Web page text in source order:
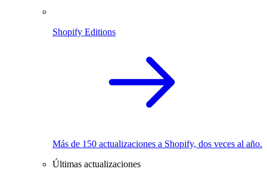
Shopify Editions
Más de 150 actualizaciones a Shopify, dos veces al año.
Últimas actualizaciones